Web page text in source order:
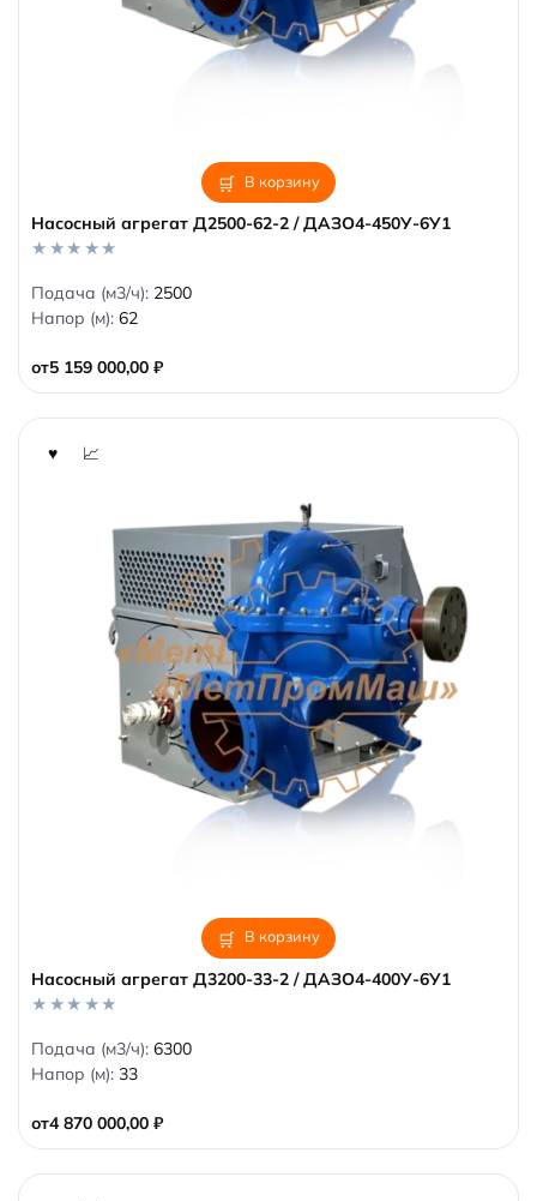
В корзину
Насосный агрегат Д2500-62-2 / ДАЗО4-450У-6У1
от5 159 000,00 ₽
0
o
u
f
5
Подача (м3/ч): 2500
Напор (м): 62
В корзину
Насосный агрегат Д3200-33-2 / ДАЗО4-400У-6У1
от4 870 000,00 ₽
0
o
u
f
5
Подача (м3/ч): 6300
Напор (м): 33